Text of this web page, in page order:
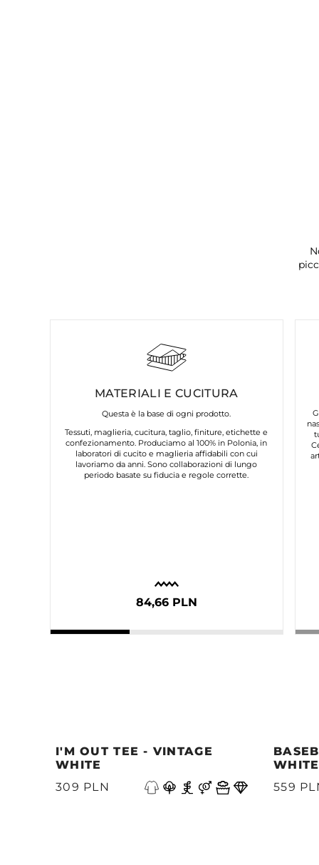
MATERIALI E CUCITURA
Questa è la base di ogni prodotto.
Tessuti, maglieria, cucitura, taglio, finiture, etichette e
confezionamento. Produciamo al 100% in Polonia, in
laboratori di cucito e maglieria affidabili con cui
lavoriamo da anni. Sono collaborazioni di lungo
periodo basate su fiducia e regole corrette.
84,66 PLN
I'M OUT TEE - VINTAGE
WHITE
309 PLN
WHITE
559
Precedente